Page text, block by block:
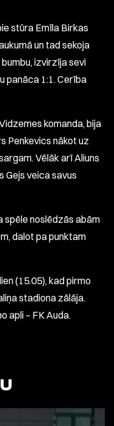
stūra Emīla Birkas
un tad sekoja
izvirzīja sevi
panāca 1:1. Cerība
komanda, bija
Penkevics nākot uz
Vēlāk arī Aliuns
Gejs veica savus
spēle noslēdzās abām
dalot pa punktam
(15.05), kad pirmo
stadiona zālāja.
apli – FK Auda.